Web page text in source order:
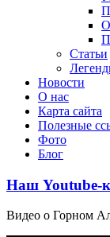
Статьи
Новости
О нас
Карта сайта
Полезные
Фото
Блог
Наш Youtube-
Видео о Горном